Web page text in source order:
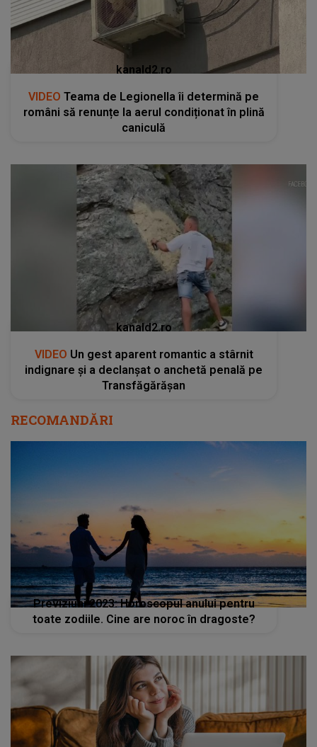
kanald2.ro
VIDEO Teama de Legionella îi determină pe
români să renunțe la aerul condiționat în plină
caniculă
kanald2.ro
VIDEO Un gest aparent romantic a stârnit
indignare și a declanșat o anchetă penală pe
Transfăgărășan
RECOMANDĂRI
Previziuni 2023: Horoscopul anului pentru
toate zodiile. Cine are noroc în dragoste?